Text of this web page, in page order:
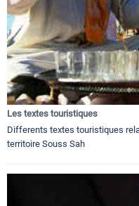
Les textes touristiques
Differents textes touristiques
territoire Souss Sah